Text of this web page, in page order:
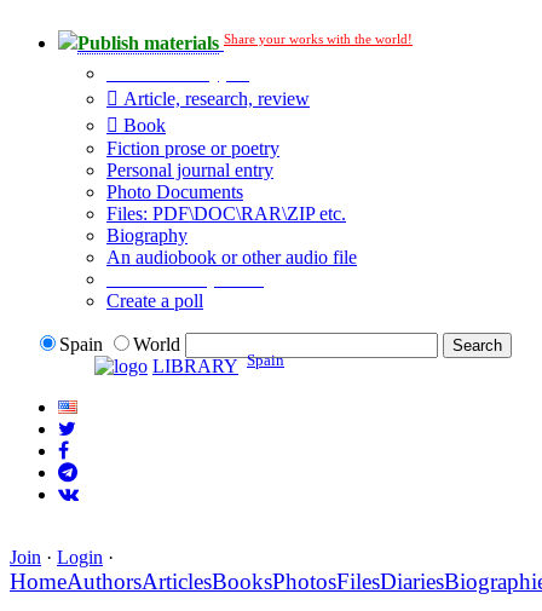
Publish materials Share your works with the world!
Article, research, review
Book
Fiction prose or poetry
Personal journal entry
Photo Documents
Files: PDF\DOC\RAR\ZIP etc.
Biography
An audiobook or other audio file
Create a poll
Spain
World
LIBRARY Spain
Join · Login ·
HomeAuthorsArticlesBooksPhotosFilesDiaries